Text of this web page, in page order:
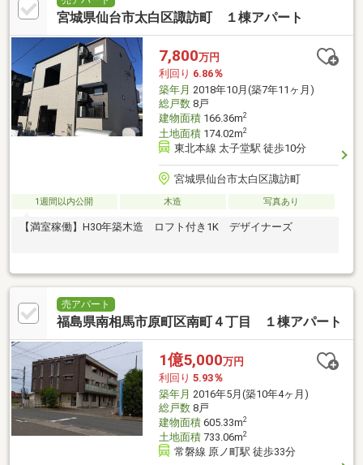
宮城県仙台市太白区諏訪町 １棟アパート
7,800万円
利回り 6.86％
築年月 2018年10月(築7年11ヶ月)
総戸数8戸
建物面積166.36m2
土地面積174.02m2
東北本線 太子堂駅 徒歩10分
宮城県仙台市太白区諏訪町
1週間以内公開 木造 写真あり
【満室稼働】H30年築木造 ロフト付き1K デザイナーズ
売アパート
福島県南相馬市原町区南町４丁目 １棟アパート
1億5,000万円
利回り 5.93％
築年月 2016年5月(築10年4ヶ月)
総戸数8戸
建物面積605.33m2
土地面積733.06m2
常磐線 原ノ町駅 徒歩33分